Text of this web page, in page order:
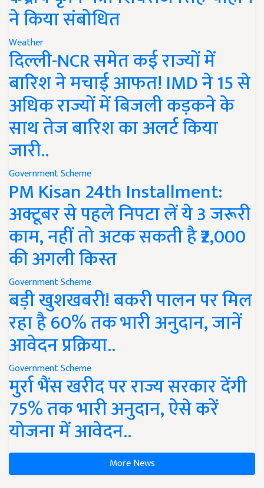
ने किया संबोधित
Weather
दिल्ली-NCR समेत कई राज्यों में
बारिश ने मचाई आफत! IMD ने 15 से
अधिक राज्यों में बिजली कड़कने के
साथ तेज बारिश का अलर्ट किया
जारी..
Government Scheme
PM Kisan 24th Installment:
अक्टूबर से पहले निपटा लें ये 3 जरूरी
काम, नहीं तो अटक सकती है ₹2,000
की अगली किस्त
Government Scheme
बड़ी खुशखबरी! बकरी पालन पर मिल
रहा है 60% तक भारी अनुदान, जानें
आवेदन प्रक्रिया..
Government Scheme
मुर्रा भैंस खरीद पर राज्य सरकार देंगी
75% तक भारी अनुदान, ऐसे करें
योजना में आवेदन..
More News